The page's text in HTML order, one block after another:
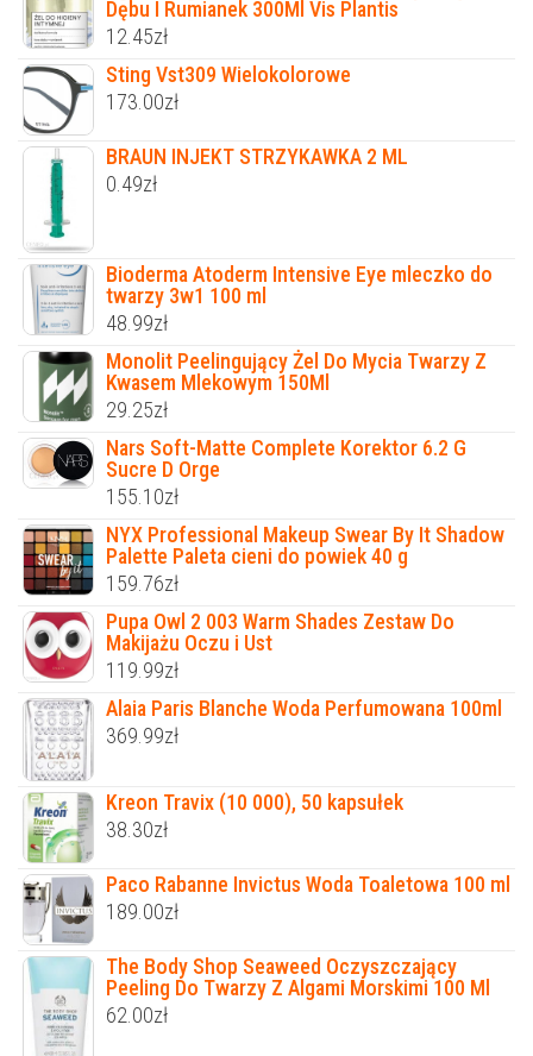
Dębu I Rumianek 300Ml Vis Plantis
12.45zł
Sting Vst309 Wielokolorowe
173.00zł
BRAUN INJEKT STRZYKAWKA 2 ML
0.49zł
Bioderma Atoderm Intensive Eye mleczko do
twarzy 3w1 100 ml
48.99zł
Monolit Peelingujący Żel Do Mycia Twarzy Z
Kwasem Mlekowym 150Ml
29.25zł
Nars Soft-Matte Complete Korektor 6.2 G
Sucre D Orge
155.10zł
NYX Professional Makeup Swear By It Shadow
Palette Paleta cieni do powiek 40 g
159.76zł
Pupa Owl 2 003 Warm Shades Zestaw Do
Makijażu Oczu i Ust
119.99zł
Alaia Paris Blanche Woda Perfumowana 100ml
369.99zł
Kreon Travix (10 000), 50 kapsułek
38.30zł
Paco Rabanne Invictus Woda Toaletowa 100 ml
189.00zł
The Body Shop Seaweed Oczyszczający
Peeling Do Twarzy Z Algami Morskimi 100 Ml
62.00zł